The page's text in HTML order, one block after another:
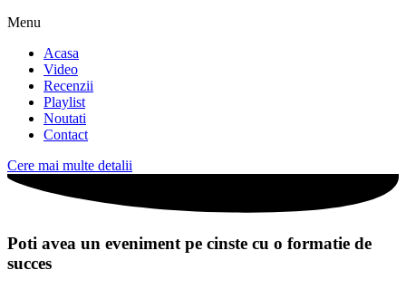
Menu
Acasa
Video
Recenzii
Playlist
Noutati
Contact
Cere mai multe detalii
Poti avea un eveniment pe cinste cu o formatie de
succes